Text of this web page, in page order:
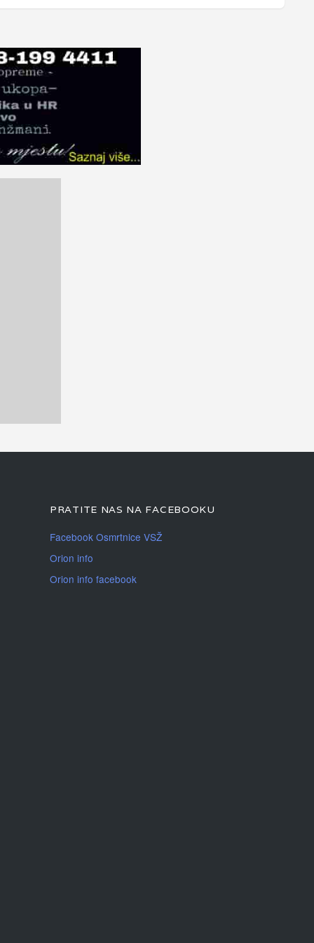
PRATITE NAS NA FACEBOOKU
Facebook Osmrtnice VSŽ
Orion info
Orion info facebook